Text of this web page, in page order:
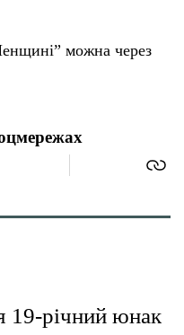
можна через
19-річний юнак